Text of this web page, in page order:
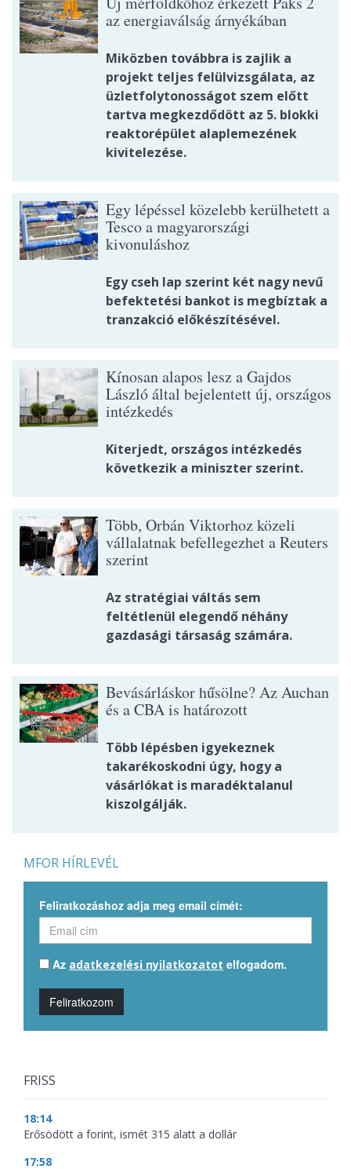
az energiaválság árnyékában
Miközben továbbra is zajlik a
projekt teljes felülvizsgálata, az
üzletfolytonosságot szem előtt
tartva megkezdődött az 5. blokki
reaktorépület alaplemezének
kivitelezése.
Egy lépéssel közelebb kerülhetett a
Tesco a magyarországi
kivonuláshoz
Egy cseh lap szerint két nagy nevű
befektetési bankot is megbíztak a
tranzakció előkészítésével.
Kínosan alapos lesz a Gajdos
László által bejelentett új, országos
intézkedés
Kiterjedt, országos intézkedés
következik a miniszter szerint.
Több, Orbán Viktorhoz közeli
vállalatnak befellegezhet a Reuters
szerint
Az stratégiai váltás sem
feltétlenül elegendő néhány
gazdasági társaság számára.
Bevásárláskor hűsölne? Az Auchan
és a CBA is határozott
Több lépésben igyekeznek
takarékoskodni úgy, hogy a
vásárlókat is maradéktalanul
kiszolgálják.
MFOR HÍRLEVÉL
Feliratkozáshoz adja meg email címét:
Az adatkezelési nyilatkozatot elfogadom.
Feliratkozom
FRISS
18:14
Erősödött a forint, ismét 315 alatt a dollár
17:58